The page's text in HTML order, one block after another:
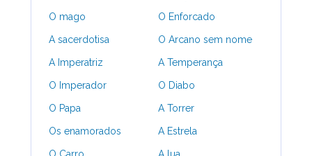
O mago
A sacerdotisa
A Imperatriz
O Imperador
O Papa
Os enamorados
O Enforcado
O Arcano sem nome
A Temperança
O Diabo
A Torrer
A Estrela